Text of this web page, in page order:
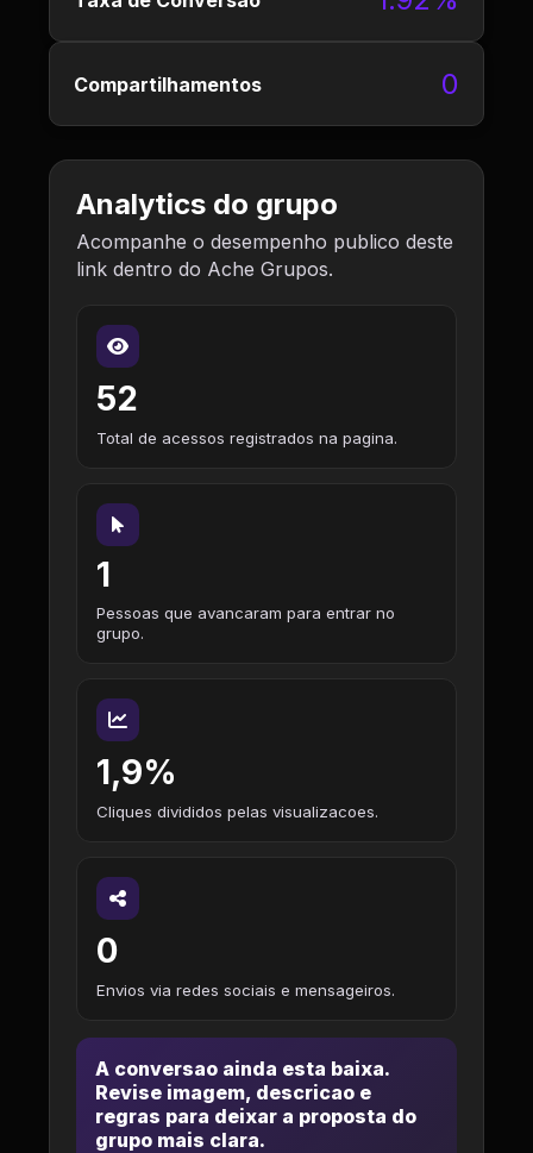
Compartilhamentos 0
Analytics do grupo
Acompanhe o desempenho publico deste
link dentro do Ache Grupos.
52
Total de acessos registrados na pagina.
1
Pessoas que avancaram para entrar no
grupo.
1,9%
Cliques divididos pelas visualizacoes.
0
Envios via redes sociais e mensageiros.
A conversao ainda esta baixa.
Revise imagem, descricao e
regras para deixar a proposta do
grupo mais clara.